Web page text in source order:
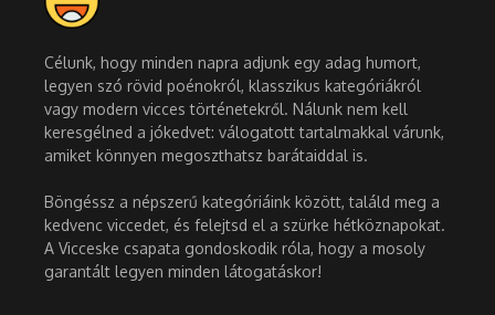
Célunk, hogy minden napra adjunk egy adag humort,
legyen szó rövid poénokról, klasszikus kategóriákról
vagy modern vicces történetekről. Nálunk nem kell
keresgélned a jókedvet: válogatott tartalmakkal várunk,
amiket könnyen megoszthatsz barátaiddal is.
Böngéssz a népszerű kategóriáink között, találd meg a
kedvenc viccedet, és felejtsd el a szürke hétköznapokat.
A Vicceske csapata gondoskodik róla, hogy a mosoly
garantált legyen minden látogatáskor!